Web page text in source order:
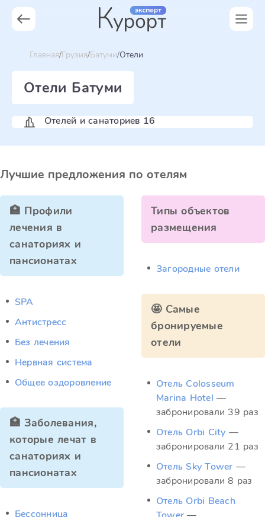
Главная Грузия Батуми Отели
Отели Батуми
Отелей и санаториев 16
Лучшие предложения по отелям
🏥 Профили
лечения в
санаториях и
пансионатах
SPA
Антистресс
Без лечения
Нервная система
Общее оздоровление
🏥 Заболевания,
которые лечат в
санаториях и
пансионатах
Бессонница
Типы объектов
размещения
Загородные отели
🤩 Самые
бронируемые
отели
Отель Colosseum
Marina Hotel —
забронировали 39 раз
Отель Orbi City —
забронировали 21 раз
Отель Sky Tower —
забронировали 8 раз
Отель Orbi Beach